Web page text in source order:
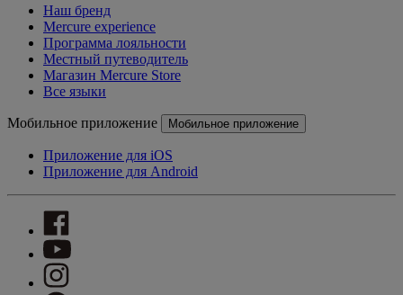
Наш бренд
Mercure experience
Программа лояльности
Местный путеводитель
Магазин Mercure Store
Все языки
Мобильное приложение Мобильное приложение
Приложение для iOS
Приложение для Android